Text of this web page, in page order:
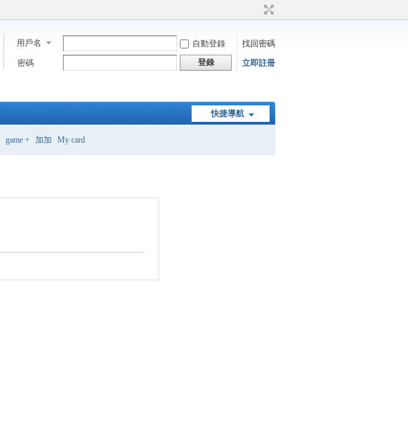
用戶名 自動登錄
找回密碼
密碼
登錄 立即註冊
快捷導航
game + 加加 My card